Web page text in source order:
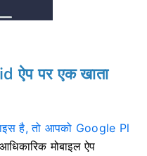
पर एक खाता
है, तो आपको Google Pl
मोबाइल ऐप